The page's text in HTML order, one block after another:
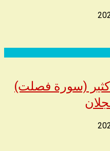
كثير (سورة فصلت)